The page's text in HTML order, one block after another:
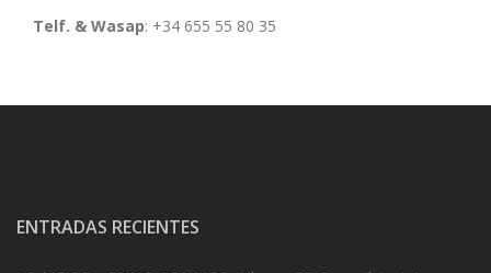
Telf. & Wasap: +34 655 55 80 35
ENTRADAS RECIENTES